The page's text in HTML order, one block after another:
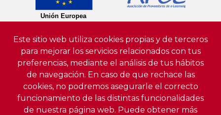
Este sitio web utiliza cookies propias y de terceros
para mejorar los servicios relacionados con tus
preferencias, mediante el análisis de tus hábitos
de navegación. En caso de que rechace las
cookies, no podremos asegurarle el correcto
funcionamiento de las distintas funcionalidades
de nuestra página web. Puede obtener más